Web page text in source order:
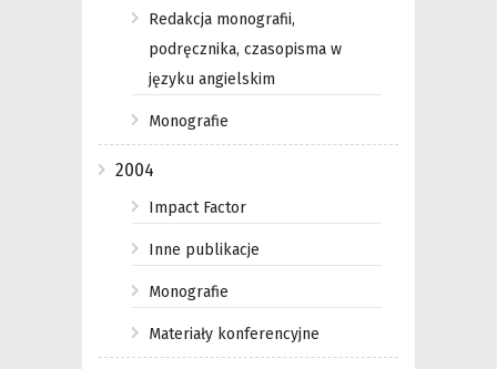
Redakcja monografii,
podręcznika, czasopisma w
języku angielskim
Monografie
2004
Impact Factor
Inne publikacje
Monografie
Materiały konferencyjne